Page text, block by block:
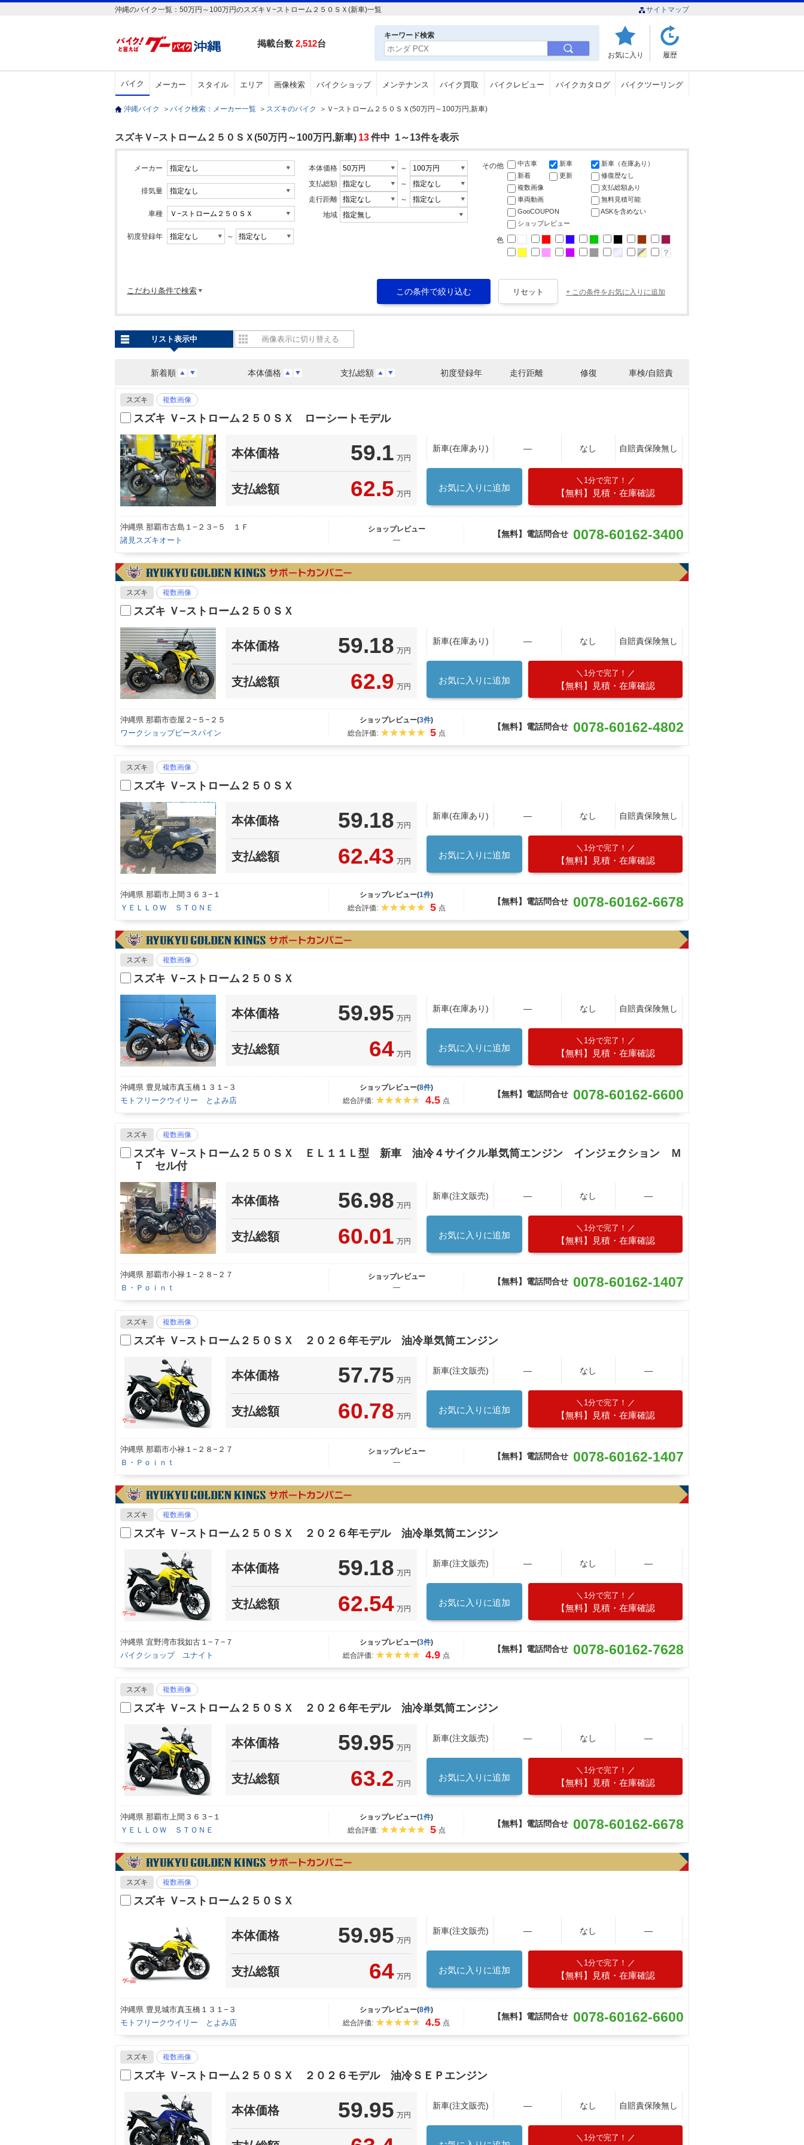
沖縄のバイク一覧：50万円～100万円のスズキＶ−ストローム２５０ＳＸ(新車)一覧 サイトマップ
掲載台数 2,512台
キーワード検索
お気に入り 履歴
バイク メーカー スタイル エリア 画像検索 バイクショップ メンテナンス バイク買取 バイクレビュー バイクカタログ バイクツーリング
沖縄バイク ＞ バイク検索：メーカー一覧 ＞ スズキのバイク ＞ Ｖ−ストローム２５０ＳＸ(50万円～100万円,新車)
スズキＶ−ストローム２５０ＳＸ(50万円～100万円,新車) 13件中 1～13件を表示
メーカー
排気量
車種
初度登録年 ～
本体価格
～
支払総額
～
走行距離
～
地域
その他 中古車 新車
新車（在庫あり）
新着
更新
修復歴なし
複数画像
支払総額あり
車両動画
無料見積可能
GooCOUPON
ASKを含めない
ショップレビュー
色
こだわり条件で検索 + この条件をお気に入りに追加
新着順 本体価格 支払総額 初度登録年 走行距離 修復 車検/自賠責
リスト表示中 画像表示に切り替える
スズキ 複数画像
スズキ Ｖ−ストローム２５０ＳＸ ローシートモデル
本体価格 59.1 万円
支払総額 62.5 万円
新車(在庫あり) ― なし 自賠責保険無し
お気に入りに追加
1分で完了！
【無料】見積・在庫確認
沖縄県 那覇市古島１−２３−５ １Ｆ
諸見スズキオート
ショップレビュー
―
【無料】電話問合せ 0078-60162-3400
スズキ 複数画像
スズキ Ｖ−ストローム２５０ＳＸ
本体価格 59.18 万円
支払総額 62.9 万円
新車(在庫あり) ― なし 自賠責保険無し
お気に入りに追加
1分で完了！
【無料】見積・在庫確認
沖縄県 那覇市壺屋２−５−２５
ワークショップピースパイン
ショップレビュー(3件)
総合評価:
5 点
【無料】電話問合せ 0078-60162-4802
スズキ 複数画像
スズキ Ｖ−ストローム２５０ＳＸ
本体価格 59.18 万円
支払総額 62.43 万円
新車(在庫あり) ― なし 自賠責保険無し
お気に入りに追加
1分で完了！
【無料】見積・在庫確認
沖縄県 那覇市上間３６３−１
ＹＥＬＬＯＷ ＳＴＯＮＥ
ショップレビュー(1件)
総合評価:
5 点
【無料】電話問合せ 0078-60162-6678
スズキ 複数画像
スズキ Ｖ−ストローム２５０ＳＸ
本体価格 59.95 万円
支払総額 64 万円
新車(在庫あり) ― なし 自賠責保険無し
お気に入りに追加
1分で完了！
【無料】見積・在庫確認
沖縄県 豊見城市真玉橋１３１−３
モトフリークウイリー とよみ店
ショップレビュー(8件)
総合評価:
4.5 点
【無料】電話問合せ 0078-60162-6600
スズキ 複数画像
スズキ Ｖ−ストローム２５０ＳＸ ＥＬ１１Ｌ型 新車 油冷４サイクル単気筒エンジン インジェクション Ｍ
Ｔ セル付
本体価格 56.98 万円
支払総額 60.01 万円
新車(注文販売) ― なし ―
お気に入りに追加
1分で完了！
【無料】見積・在庫確認
沖縄県 那覇市小禄１−２８−２７
Ｂ・Ｐｏｉｎｔ
ショップレビュー
―
【無料】電話問合せ 0078-60162-1407
スズキ 複数画像
スズキ Ｖ−ストローム２５０ＳＸ ２０２６年モデル 油冷単気筒エンジン
本体価格 57.75 万円
支払総額 60.78 万円
新車(注文販売) ― なし ―
お気に入りに追加
1分で完了！
【無料】見積・在庫確認
沖縄県 那覇市小禄１−２８−２７
Ｂ・Ｐｏｉｎｔ
ショップレビュー
―
【無料】電話問合せ 0078-60162-1407
スズキ 複数画像
スズキ Ｖ−ストローム２５０ＳＸ ２０２６年モデル 油冷単気筒エンジン
本体価格 59.18 万円
支払総額 62.54 万円
新車(注文販売) ― なし ―
お気に入りに追加
1分で完了！
【無料】見積・在庫確認
沖縄県 宜野湾市我如古１−７−７
バイクショップ ユナイト
ショップレビュー(3件)
総合評価:
4.9 点
【無料】電話問合せ 0078-60162-7628
スズキ 複数画像
スズキ Ｖ−ストローム２５０ＳＸ ２０２６年モデル 油冷単気筒エンジン
本体価格 59.95 万円
支払総額 63.2 万円
新車(注文販売) ― なし ―
お気に入りに追加
1分で完了！
【無料】見積・在庫確認
沖縄県 那覇市上間３６３−１
ＹＥＬＬＯＷ ＳＴＯＮＥ
ショップレビュー(1件)
総合評価:
5 点
【無料】電話問合せ 0078-60162-6678
スズキ 複数画像
スズキ Ｖ−ストローム２５０ＳＸ
本体価格 59.95 万円
支払総額 64 万円
新車(注文販売) ― なし ―
お気に入りに追加
1分で完了！
【無料】見積・在庫確認
沖縄県 豊見城市真玉橋１３１−３
モトフリークウイリー とよみ店
ショップレビュー(8件)
総合評価:
4.5 点
【無料】電話問合せ 0078-60162-6600
スズキ 複数画像
スズキ Ｖ−ストローム２５０ＳＸ ２０２６モデル 油冷ＳＥＰエンジン
本体価格 59.95 万円
新車(注文販売) ― なし 自賠責保険無し
1分で完了！